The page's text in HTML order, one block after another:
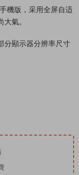
機版，采用全屏自适
氣。
分顯示器分辨率尺寸